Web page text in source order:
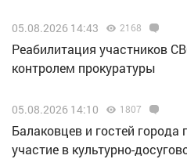
05.08.2026 14:43 2168
Реабилитация участников
контролем прокуратуры
05.08.2026 14:10 1807
Балаковцев и гостей
участие в культурно-